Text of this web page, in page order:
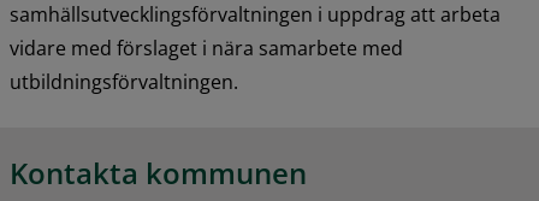
samhällsutvecklingsförvaltningen i uppdrag att arbeta
vidare med förslaget i nära samarbete med
utbildningsförvaltningen.
Kontakta kommunen